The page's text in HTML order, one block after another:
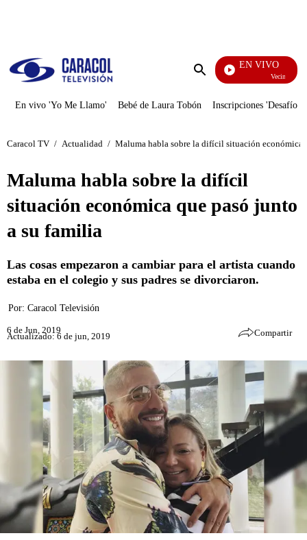
Enviar
EN VIVO
Vecinos
En vivo 'Yo Me Llamo' Bebé de Laura Tobón Inscripciones 'Desafío'
Caracol TV / Actualidad / Maluma habla sobre la difícil situación económica
Maluma habla sobre la difícil
situación económica que pasó junto
a su familia
Las cosas empezaron a cambiar para el artista cuando
estaba en el colegio y sus padres se divorciaron.
Por: Caracol Televisión
6 de Jun, 2019
Actualizado: 6 de jun, 2019 Compartir